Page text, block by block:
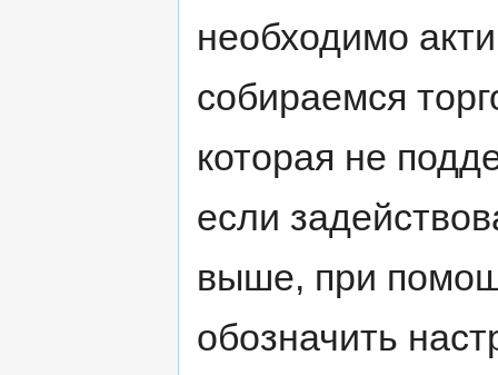
необходимо
собираемся
которая не
если
выше, при
обозначить